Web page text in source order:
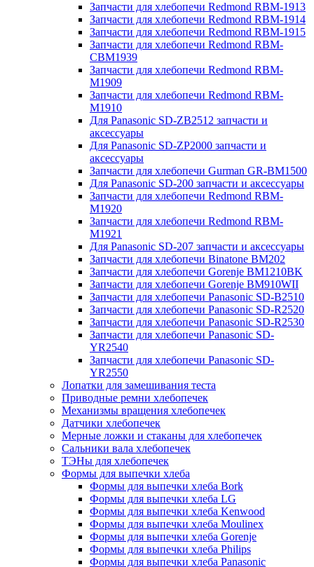
Запчасти для хлебопечи Redmond RBM-1913
Запчасти для хлебопечи Redmond RBM-1914
Запчасти для хлебопечи Redmond RBM-1915
Запчасти для хлебопечи Redmond RBM-
CBM1939
Запчасти для хлебопечи Redmond RBM-
M1909
Запчасти для хлебопечи Redmond RBM-
M1910
Для Panasonic SD-ZB2512 запчасти и
аксессуары
Для Panasonic SD-ZP2000 запчасти и
аксессуары
Запчасти для хлебопечи Gurman GR-BM1500
Для Panasonic SD-200 запчасти и аксессуары
Запчасти для хлебопечи Redmond RBM-
M1920
Запчасти для хлебопечи Redmond RBM-
M1921
Для Panasonic SD-207 запчасти и аксессуары
Запчасти для хлебопечи Binatone BM202
Запчасти для хлебопечи Gorenje BM1210BK
Запчасти для хлебопечи Gorenje BM910WII
Запчасти для хлебопечи Panasonic SD-B2510
Запчасти для хлебопечи Panasonic SD-R2520
Запчасти для хлебопечи Panasonic SD-R2530
Запчасти для хлебопечи Panasonic SD-
YR2540
Запчасти для хлебопечи Panasonic SD-
YR2550
Лопатки для замешивания теста
Приводные ремни хлебопечек
Механизмы вращения хлебопечек
Датчики хлебопечек
Мерные ложки и стаканы для хлебопечек
Сальники вала хлебопечек
ТЭНы для хлебопечек
Формы для выпечки хлеба
Формы для выпечки хлеба Bork
Формы для выпечки хлеба LG
Формы для выпечки хлеба Kenwood
Формы для выпечки хлеба Moulinex
Формы для выпечки хлеба Gorenje
Формы для выпечки хлеба Philips
Формы для выпечки хлеба Panasonic